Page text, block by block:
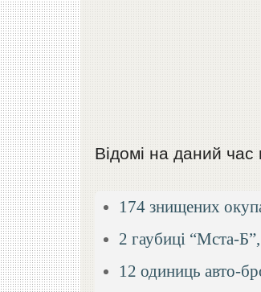
Відомі на даний час
174 знищених
2 гаубиці “Мста-Б”,
12 одиниць авто-